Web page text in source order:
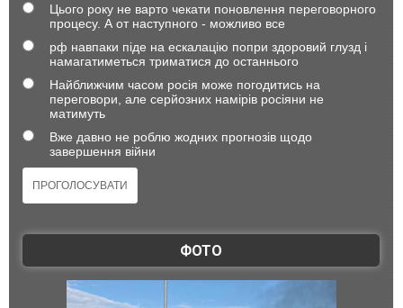
Цього року не варто чекати поновлення переговорного
процесу. А от наступного - можливо все
рф навпаки піде на ескалацію попри здоровий глузд і
намагатиметься триматися до останнього
Найближчим часом росія може погодитись на
переговори, але серйозних намірів росіяни не
матимуть
Вже давно не роблю жодних прогнозів щодо
завершення війни
ФОТО